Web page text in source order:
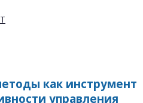
как инструмент
управления